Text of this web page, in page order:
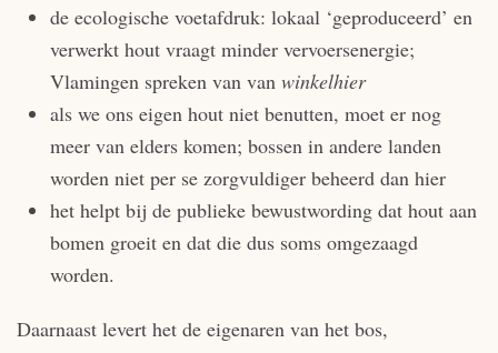
de ecologische voetafdruk: lokaal ‘geproduceerd’ en
verwerkt hout vraagt minder vervoersenergie;
Vlamingen spreken van van winkelhier
als we ons eigen hout niet benutten, moet er nog
meer van elders komen; bossen in andere landen
worden niet per se zorgvuldiger beheerd dan hier
het helpt bij de publieke bewustwording dat hout aan
bomen groeit en dat die dus soms omgezaagd
worden.
Daarnaast levert het de eigenaren van het bos,